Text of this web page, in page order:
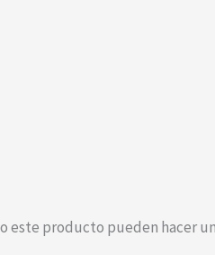
este producto pueden hacer